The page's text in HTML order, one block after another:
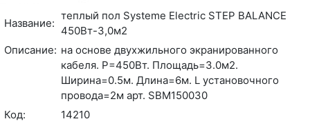
Название:
теплый пол Systeme Electric STEP BALANCE
450Вт-3,0м2
Описание: на основе двухжильного экранированного
кабеля. P=450Вт. Площадь=3.0м2.
Ширина=0.5м. Длина=6м. L установочного
провода=2м арт. SBM150030
Код:
14210